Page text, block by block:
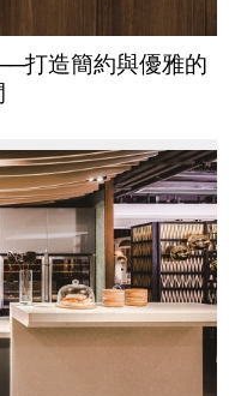
打造簡約與優雅的